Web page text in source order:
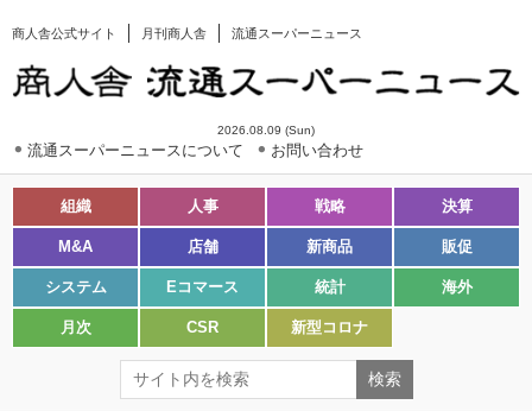
商人舎公式サイト 月刊商人舎 流通スーパーニュース
2026.08.09 (Sun)
流通スーパーニュースについて お問い合わせ
組織 人事 戦略 決算
M&A 店舗 新商品 販促
システム Eコマース 統計 海外
月次 CSR 新型コロナ